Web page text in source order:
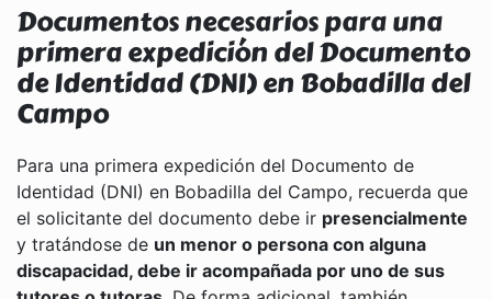
Documentos necesarios para una
primera expedición del Documento
de Identidad (DNI) en Bobadilla del
Campo
Para una primera expedición del Documento de
Identidad (DNI) en Bobadilla del Campo, recuerda que
el solicitante del documento debe ir presencialmente
y tratándose de un menor o persona con alguna
discapacidad, debe ir acompañada por uno de sus